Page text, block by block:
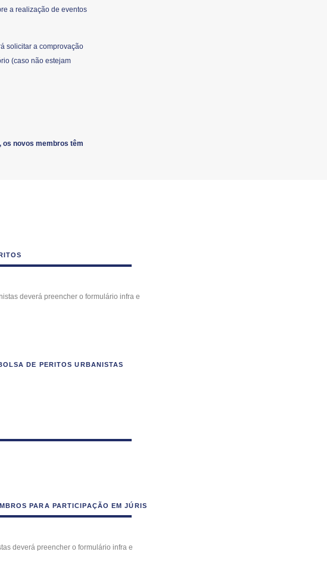
a realização de eventos
solicitar a comprovação
(caso não estejam
os novos membros têm
deverá preencher o formulário infra e
DE PERITOS URBANISTAS
PARA PARTICIPAÇÃO EM JÚRIS
deverá preencher o formulário infra e